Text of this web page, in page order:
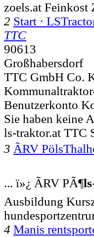
zoels.at
2 Start ·
TTC
90613
Großhabersdorf
TTC GmbH Co.
Benutzerkonto
Sie haben keine
ls-traktor.at TTC
3 ÃRV
... ï»¿ ÃRV PÃ¶ls
Ausbildung
4 Manis